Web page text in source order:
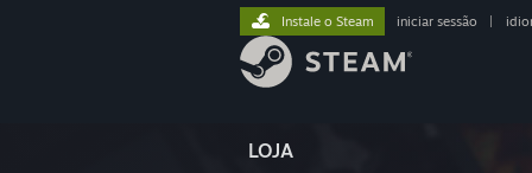
LOJA
Instale o Steam iniciar sessão